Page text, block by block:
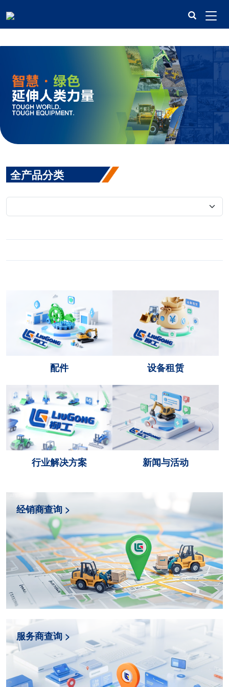
米兰平台
全产品分类
配件 设备租赁
行业解决方案 新闻与活动
经销商查询 >
服务商查询 >